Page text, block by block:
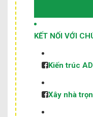
KẾT NỐI VỚI
Kiến trúc
Xây nhà